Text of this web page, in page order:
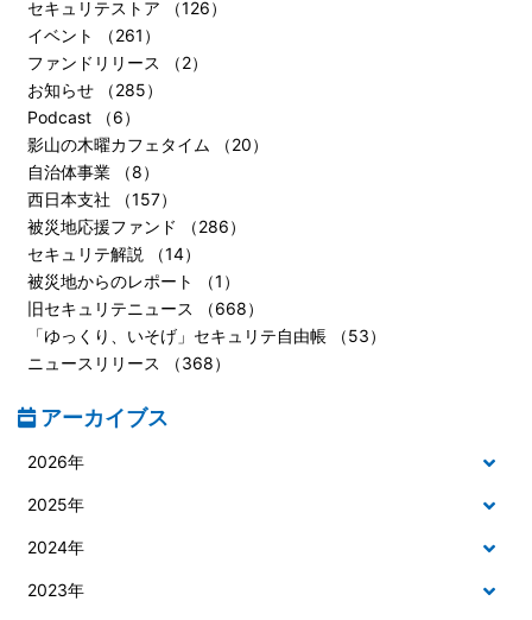
セキュリテストア （126）
イベント （261）
ファンドリリース （2）
お知らせ （285）
Podcast （6）
影山の木曜カフェタイム （20）
自治体事業 （8）
西日本支社 （157）
被災地応援ファンド （286）
セキュリテ解説 （14）
被災地からのレポート （1）
旧セキュリテニュース （668）
「ゆっくり、いそげ」セキュリテ自由帳 （53）
ニュースリリース （368）
アーカイブス
2026年
2025年
2024年
2023年